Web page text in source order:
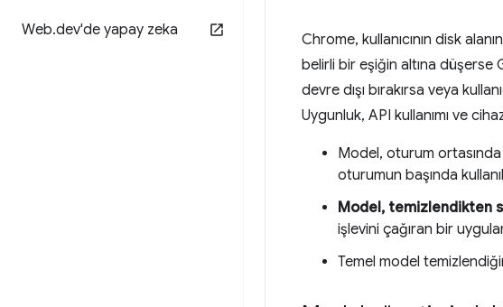
Web.dev'de yapay zeka
Chrome, kullanıcının disk
belirli bir eşiğin altına düşerse
devre dışı bırakırsa veya
Uygunluk, API kullanımı ve
Model, oturum
oturumun başında
Model, temizlendikten
işlevini çağıran bir
Temel model